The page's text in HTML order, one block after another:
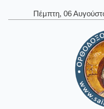
Πέμπτη, 06